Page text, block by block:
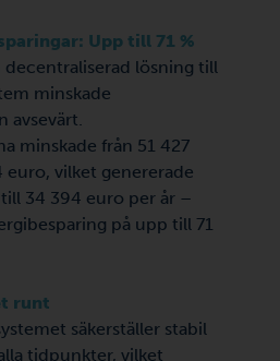
Upp till 71 %
decentraliserad lösning till
minskade
avsevärt.
minskade från 51 427
euro, vilket genererade
34 394 euro per år –
på upp till 71
runt
säkerställer stabil
tidpunkter, vilket